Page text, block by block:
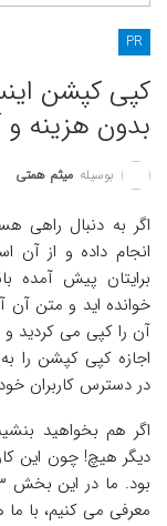
PR
بدون هزینه و
بوسیله میثم همتی
اگر به دنبال راهی
انجام داده و از آن
برایتان پیش آمده
خوانده اید و متن
آن را کپی می کردید و
اجازه کپی کپشن را
در دسترس کاربران
اگر هم بخواهید
دیگر هیچ! چون این
معرفی می کنیم، با ما